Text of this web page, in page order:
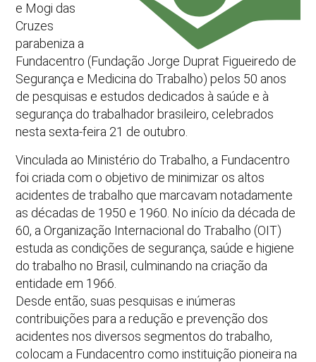
e Mogi das
Cruzes
parabeniza a
Fundacentro (Fundação Jorge Duprat Figueiredo de
Segurança e Medicina do Trabalho) pelos 50 anos
de pesquisas e estudos dedicados à saúde e à
segurança do trabalhador brasileiro, celebrados
nesta sexta-feira 21 de outubro.
Vinculada ao Ministério do Trabalho, a Fundacentro
foi criada com o objetivo de minimizar os altos
acidentes de trabalho que marcavam notadamente
as décadas de 1950 e 1960. No início da década de
60, a Organização Internacional do Trabalho (OIT)
estuda as condições de segurança, saúde e higiene
do trabalho no Brasil, culminando na criação da
entidade em 1966.
Desde então, suas pesquisas e inúmeras
contribuições para a redução e prevenção dos
acidentes nos diversos segmentos do trabalho,
colocam a Fundacentro como instituição pioneira na